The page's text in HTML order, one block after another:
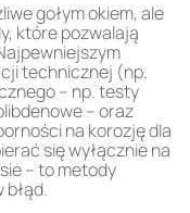
gołym okiem, ale
które pozwalają
technicznej (np.
– np. testy
– oraz
na korozję dla
się wyłącznie na
– to metody